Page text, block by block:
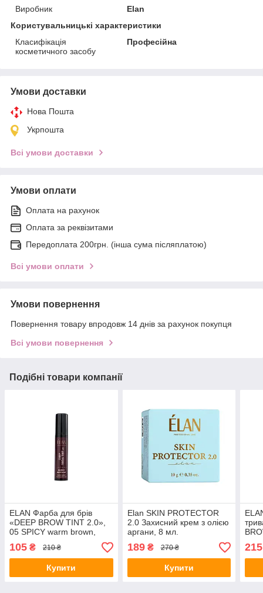
Виробник
Elan
Користувальницькі характеристики
Класифікація
косметичного засобу
Професійна
Умови доставки
Нова Пошта
Укрпошта
Всі умови доставки
Умови оплати
Оплата на рахунок
Оплата за реквізитами
Передоплата 200грн. (інша сума післяплатою)
Всі умови оплати
Умови повернення
Повернення товару впродовж 14 днів за рахунок покупця
Всі умови повернення
Подібні товари компанії
ELAN Фарба для брів
«DEEP BROW TINT 2.0»,
05 SPICY warm brown,
10мл.
105 ₴ 210 ₴
Купити
Elan SKIN PROTECTOR
2.0 Захисний крем з олією
аргани, 8 мл.
189₴ 270 ₴
Купити
215